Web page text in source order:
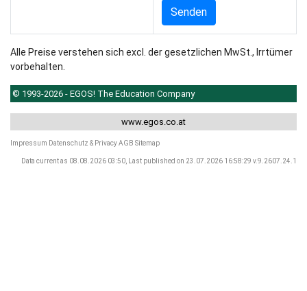
Senden
Alle Preise verstehen sich excl. der gesetzlichen MwSt., Irrtümer
vorbehalten.
© 1993-2026 - EGOS! The Education Company
www.egos.co.at
Impressum Datenschutz & PrivacyAGB Sitemap
Data current as 08.08.2026 03:50, Last published on 23.07.2026 16:58:29 v.9.2607.24.1